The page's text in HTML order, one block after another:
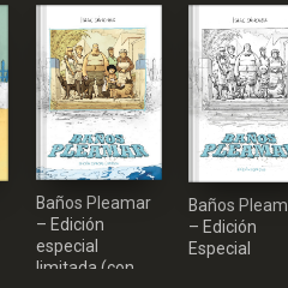
Baños Pleamar
– Edición
especial
limitada (con
Baños
– Edición
Especial